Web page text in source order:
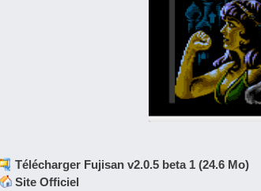
Télécharger Fujisan v2.0.5 beta 1 (24.6 Mo)
Site Officiel